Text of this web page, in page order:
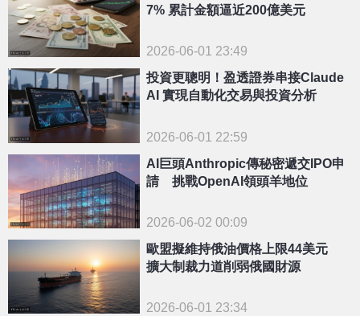
7% 累計金額逼近200億美元
2026-06-01 23:49
投資更聰明！盈透證券串接Claude
AI 實現自動化交易與投資分析
2026-06-01 22:59
AI巨頭Anthropic傳秘密遞交IPO申
請 挑戰OpenAI領頭羊地位
2026-06-02 00:09
歐盟擬維持俄油價格上限44美元
擴大制裁力道削弱俄國財源
2026-06-01 23:34